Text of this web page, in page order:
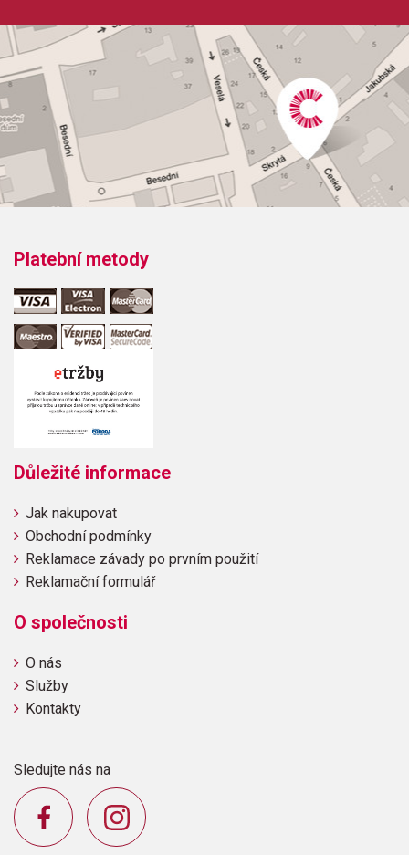
Platební metody
Důležité informace
Jak nakupovat
Obchodní podmínky
Reklamace závady po prvním použití
Reklamační formulář
O společnosti
O nás
Služby
Kontakty
Sledujte nás na